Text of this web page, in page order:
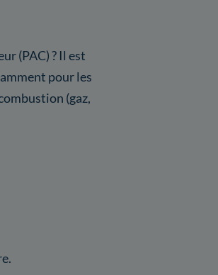
(PAC) ? Il est
pour les
(gaz,